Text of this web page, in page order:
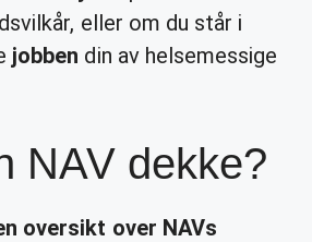
eller om du står i
jobben din av helsemessige
NAV dekke?
oversikt over NAVs